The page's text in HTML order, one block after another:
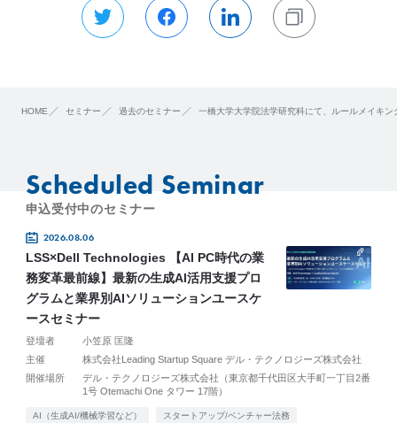
HOME セミナー 過去のセミナー 一橋大学大学院法学研究科にて、ルールメイキン
Scheduled Seminar
申込受付中のセミナー
2026.08.06
LSS×Dell Technologies 【AI PC時代の業
務変革最前線】最新の生成AI活用支援プロ
グラムと業界別AIソリューションユースケ
ースセミナー
登壇者
小笠原 匡隆
主催
株式会社Leading Startup Square デル・テクノロジーズ株式会社
開催場所
デル・テクノロジーズ株式会社（東京都千代田区大手町一丁目2番
1号 Otemachi One タワー 17階）
AI（生成AI/機械学習など） スタートアップ/ベンチャー法務